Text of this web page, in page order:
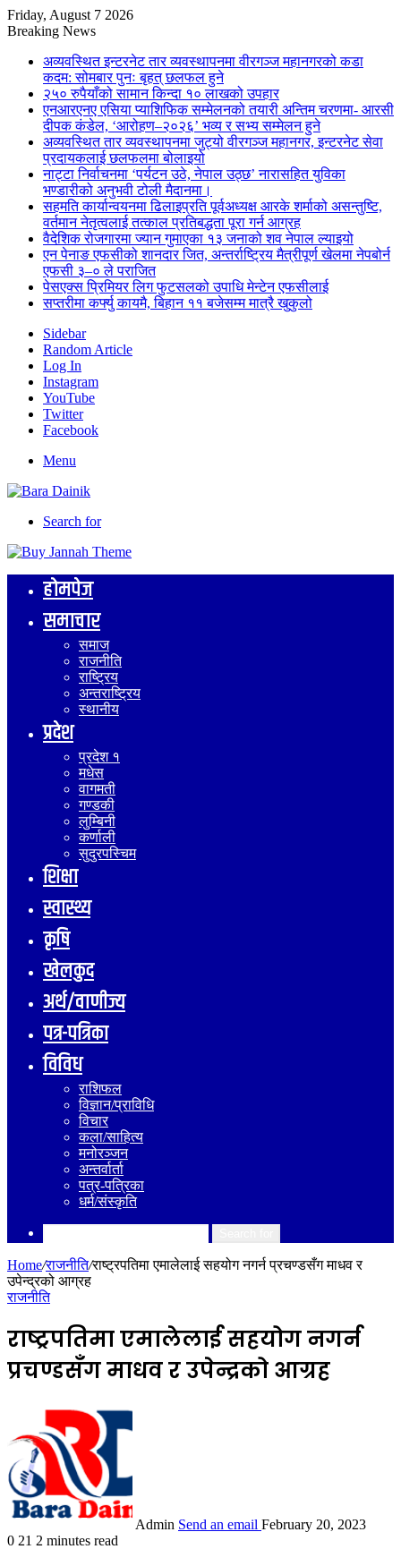
Friday, August 7 2026
Breaking News
अव्यवस्थित इन्टरनेट तार व्यवस्थापनमा वीरगञ्ज महानगरको कडा
कदम: सोमबार पुनः बृहत् छलफल हुने
२५० रुपैयाँको सामान किन्दा १० लाखको उपहार
एनआरएनए एसिया प्याशिफिक सम्मेलनको तयारी अन्तिम चरणमा- आरसी
दीपक कंडेल, ‘आरोहण–२०२६’ भव्य र सभ्य सम्मेलन हुने
अव्यवस्थित तार व्यवस्थापनमा जुट्यो वीरगञ्ज महानगर, इन्टरनेट सेवा
प्रदायकलाई छलफलमा बोलाइयो
नाट्टा निर्वाचनमा ‘पर्यटन उठे, नेपाल उठ्छ’ नारासहित युविका
भण्डारीको अनुभवी टोली मैदानमा।
सहमति कार्यान्वयनमा ढिलाइप्रति पूर्वअध्यक्ष आरके शर्माको असन्तुष्टि,
वर्तमान नेतृत्वलाई तत्काल प्रतिबद्धता पूरा गर्न आग्रह
वैदेशिक रोजगारमा ज्यान गुमाएका १३ जनाको शव नेपाल ल्याइयो
एन पेनाङ एफसीको शानदार जित, अन्तर्राष्ट्रिय मैत्रीपूर्ण खेलमा नेपबोर्न
एफसी ३–० ले पराजित
पेसएक्स प्रिमियर लिग फुटसलको उपाधि मेन्टेन एफसीलाई
सप्तरीमा कर्फ्यु कायमै, बिहान ११ बजेसम्म मात्रै खुकुलो
Sidebar
Random Article
Log In
Instagram
YouTube
Twitter
Facebook
Menu
Search for
होमपेज
समाचार
समाज
राजनीति
राष्ट्रिय
अन्तराष्ट्रिय
स्थानीय
प्रदेश
प्रदेश १
मधेस
वागमती
गण्डकी
लुम्बिनी
कर्णाली
सुदुरपस्चिम
शिक्षा
स्वास्थ्य
कृषि
खेलकुद
अर्थ/वाणीज्य
पत्र-पत्रिका
विविध
राशिफल
विज्ञान/प्राविधि
विचार
कला/साहित्य
मनोरञ्जन
अन्तर्वार्ता
पत्र-पत्रिका
धर्म/संस्कृति
Home/राजनीति/राष्ट्रपतिमा एमालेलाई सहयोग नगर्न प्रचण्डसँग माधव र
उपेन्द्रको आग्रह
राजनीति
राष्ट्रपतिमा एमालेलाई सहयोग नगर्न
प्रचण्डसँग माधव र उपेन्द्रको आग्रह
Admin Send an email February 20, 2023
0 21 2 minutes read